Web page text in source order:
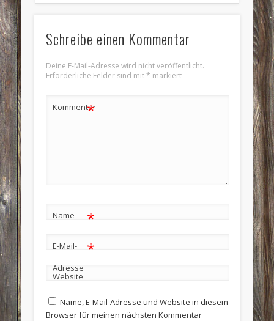
Schreibe einen Kommentar
Deine E-Mail-Adresse wird nicht veröffentlicht.
Erforderliche Felder sind mit* markiert
Kommentar
*
Name *
E-Mail-
Adresse
*
Website
Name, E-Mail-Adresse und Website in diesem
Browser für meinen nächsten Kommentar